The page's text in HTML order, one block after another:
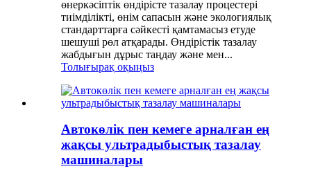
өнеркәсіптік өндірісте тазалау процестері
тиімділікті, өнім сапасын және экологиялық
стандарттарға сәйкесті қамтамасыз етуде
шешуші рөл атқарады. Өндірістік тазалау
жабдығын дұрыс таңдау және мен...
Толығырақ оқыңыз
Автокөлік пен кемеге арналған ең
жақсы ультрадыбыстық тазалау
машиналары